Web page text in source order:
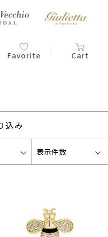
込み
表示件数